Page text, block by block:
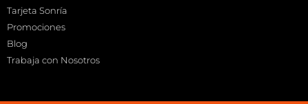
Tarjeta Sonría
Promociones
Blog
Trabaja con Nosotros